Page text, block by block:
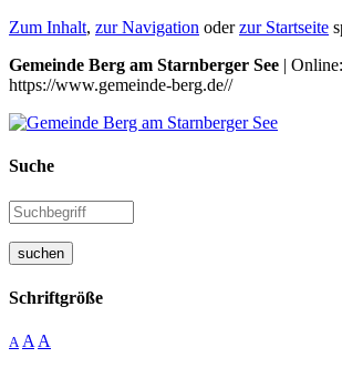
Zum Inhalt, zur Navigation oderzur Startseite
Gemeinde Berg am Starnberger See | Online:
https://www.gemeinde-berg.de//
Suche
suchen
Schriftgröße
A A A